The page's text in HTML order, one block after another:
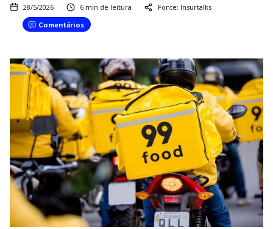
28/5/2026 6 min de leitura Fonte: Insurtalks
Comentários